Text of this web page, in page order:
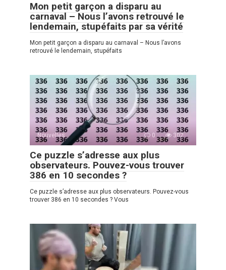
Mon petit garçon a disparu au
carnaval – Nous l’avons retrouvé le
lendemain, stupéfaits par sa vérité
Mon petit garçon a disparu au carnaval – Nous l’avons
retrouvé le lendemain, stupéfaits
Nouvelles 0 302
Ce puzzle s’adresse aux plus
observateurs. Pouvez-vous trouver
386 en 10 secondes ?
Ce puzzle s’adresse aux plus observateurs. Pouvez-vous
trouver 386 en 10 secondes ? Vous